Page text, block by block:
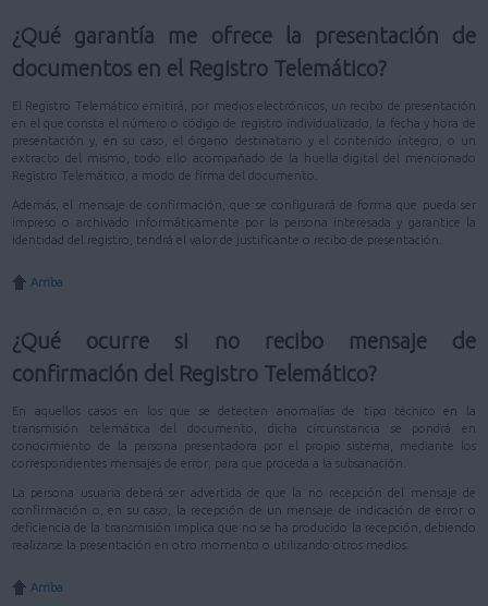
¿Qué garantía me ofrece la presentación de
documentos en el Registro Telemático?
El Registro Telemático emitirá, por medios electrónicos, un recibo de presentación
en el que consta el número o código de registro individualizado, la fecha y hora de
presentación y, en su caso, el órgano destinatario y el contenido íntegro, o un
extracto del mismo, todo ello acompañado de la huella digital del mencionado
Registro Telemático, a modo de firma del documento.
Además, el mensaje de confirmación, que se configurará de forma que pueda ser
impreso o archivado informáticamente por la persona interesada y garantice la
identidad del registro, tendrá el valor de justificante o recibo de presentación.
Arriba
¿Qué ocurre si no recibo mensaje de
confirmación del Registro Telemático?
En aquellos casos en los que se detecten anomalías de tipo técnico en la
transmisión telemática del documento, dicha circunstancia se pondrá en
conocimiento de la persona presentadora por el propio sistema, mediante los
correspondientes mensajes de error, para que proceda a la subsanación.
La persona usuaria deberá ser advertida de que la no recepción del mensaje de
confirmación o, en su caso, la recepción de un mensaje de indicación de error o
deficiencia de la transmisión implica que no se ha producido la recepción, debiendo
realizarse la presentación en otro momento o utilizando otros medios.
Arriba